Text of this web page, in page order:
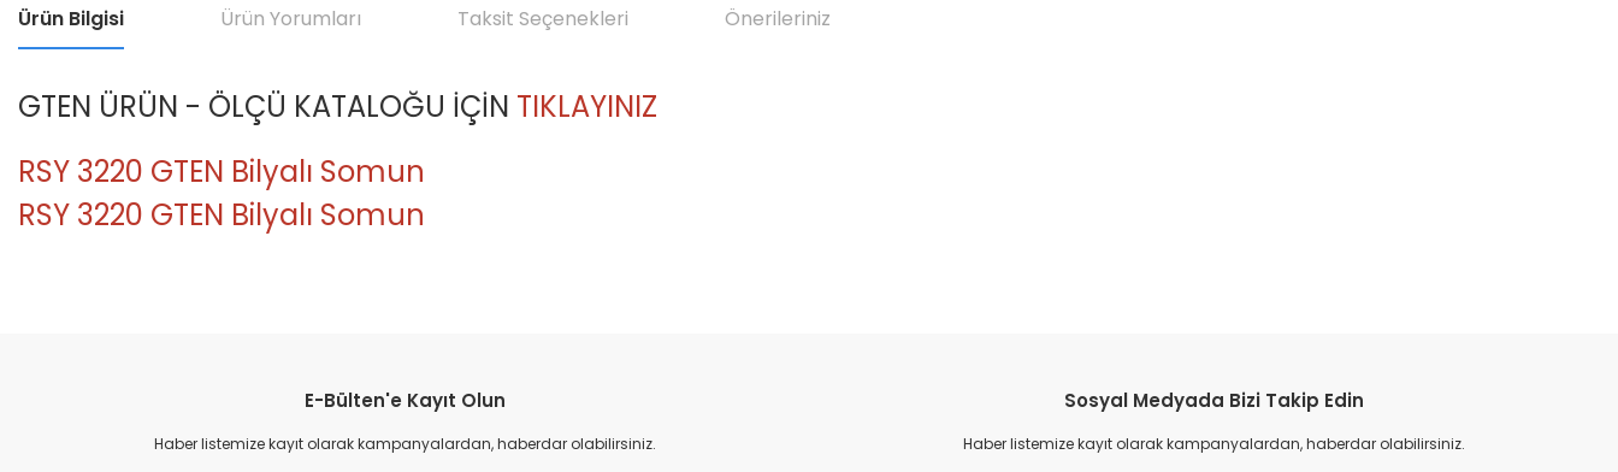
Ürün Bilgisi Ürün Yorumları Taksit Seçenekleri Önerileriniz
GTEN ÜRÜN - ÖLÇÜ KATALOĞU İÇİN TIKLAYINIZ
RSY 3220 GTEN Bilyalı Somun
RSY 3220 GTEN Bilyalı Somun
Ürün resmi kalitesiz, bozuk veya görüntülenemiyor.
Ürün açıklamasında eksik bilgiler bulunuyor.
E-Bülten'e Kayıt Olun
Haber listemize kayıt olarak kampanyalardan, haberdar olabilirsiniz.
Sosyal Medyada Bizi Takip Edin
Haber listemize kayıt olarak kampanyalardan, haberdar olabilirsiniz.